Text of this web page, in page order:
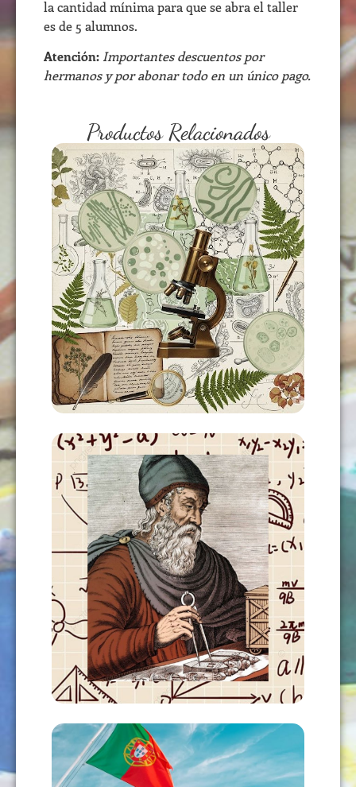
la cantidad mínima para que se abra el taller
es de 5 alumnos.
Atención: Importantes descuentos por
hermanos y por abonar todo en un único pago.
Productos Relacionados
CIENCIAS III
USD115,00
AÑADIR AL CARRITO
MATEMÁTICAS VORTICIALES Y
CONOCIMIENTO UNIFICADO
USD120,00
AÑADIR AL CARRITO